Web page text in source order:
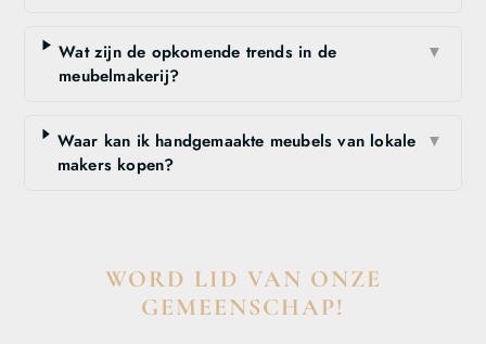
Wat zijn de opkomende trends in de
meubelmakerij?
▼
Waar kan ik handgemaakte meubels van lokale
makers kopen?
▼
WORD LID VAN ONZE
GEMEENSCHAP!